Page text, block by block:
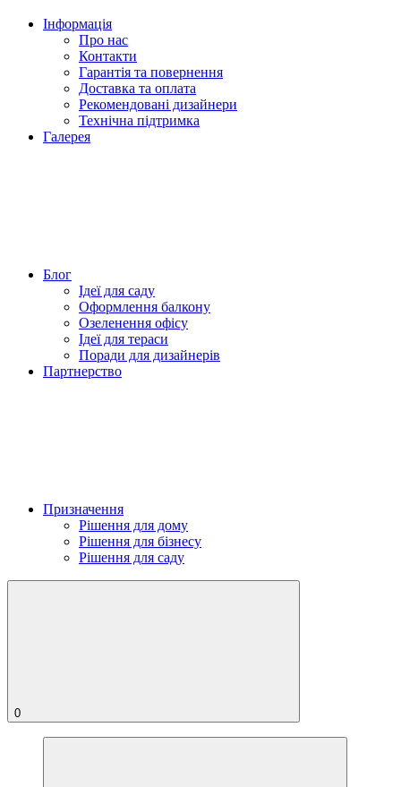
Інформація
Про нас
Контакти
Гарантія та повернення
Доставка та оплата
Рекомендовані дизайнери
Технічна підтримка
Галерея
Блог
Ідеї для саду
Оформлення балкону
Озеленення офісу
Ідеї для тераси
Поради для дизайнерів
Партнерство
Призначення
Рішення для дому
Рішення для бізнесу
Рішення для саду
0